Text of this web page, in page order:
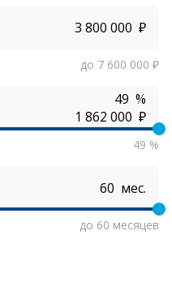
₽
до 7 600 000 ₽
%
₽
49 %
мес.
до 60 месяцев